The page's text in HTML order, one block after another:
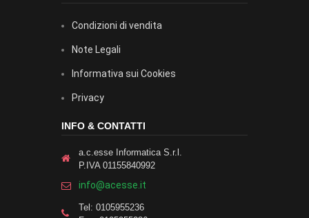
Condizioni di vendita
Note Legali
Informativa sui Cookies
Privacy
INFO & CONTATTI
a.c.esse Informatica S.r.l.
P.IVA 01155840992
info@acesse.it
Tel: 0105955236